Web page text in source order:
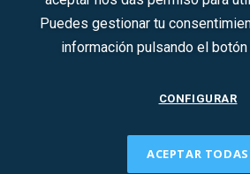
Síguenos en redes
CONTACTO
2022 © DTI · Todos los derechos
Puedes gestionar tu
información pulsando el botón
CONFIGURAR
ACEPTAR TODAS